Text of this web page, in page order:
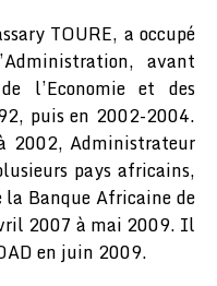
TOURE, a occupé
avant
l’Economie et des
puis en 2002-2004.
2002, Administrateur
pays africains,
la Banque Africaine de
2007 à mai 2009. Il
en juin 2009.